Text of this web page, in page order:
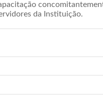
da Instituição.